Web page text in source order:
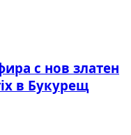
с нов златен
в Букурещ